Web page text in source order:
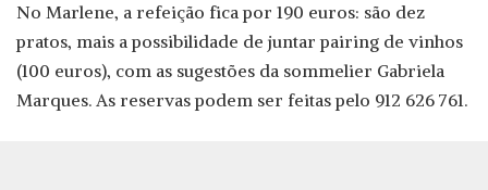
No Marlene, a refeição fica por 190 euros: são dez
pratos, mais a possibilidade de juntar pairing de vinhos
(100 euros), com as sugestões da sommelier Gabriela
Marques. As reservas podem ser feitas pelo 912 626 761.